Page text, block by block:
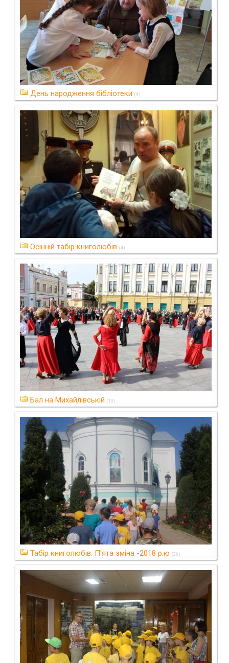
День народження бібліотеки (9)
Осінній табір книголюбів (4)
Бал на Михайлівській (10)
Табір книголюбів. П'ята зміна -2018 р.ю (26)